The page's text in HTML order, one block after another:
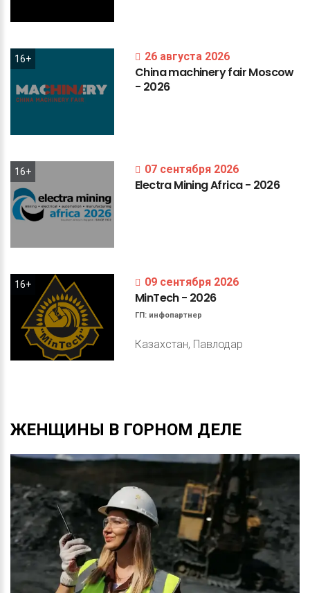
16+ 26 августа 2026
ChinamachineryfairMoscow
- 2026
16+ 07 сентября 2026
ElectraMiningAfrica- 2026
16+ 09 сентября 2026
MinTech- 2026
ГП: инфопартнер
Казахстан, Павлодар
ЖЕНЩИНЫ В ГОРНОМ ДЕЛЕ